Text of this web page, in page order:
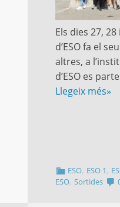
Els dies 27,
d’ESO fa el
altres, a
d’ESO es
Llegeix més»
ESO ESO 1
ESO Sortides